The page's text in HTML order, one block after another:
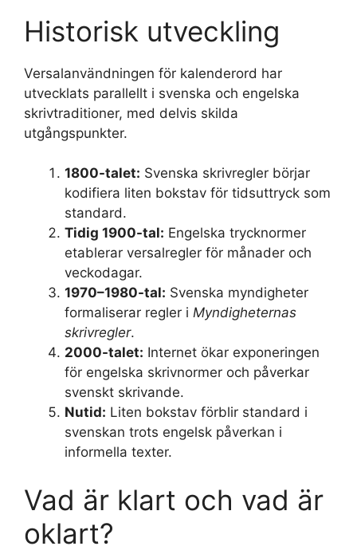
Historisk utveckling
Versalanvändningen för kalenderord har
utvecklats parallellt i svenska och engelska
skrivtraditioner, med delvis skilda
utgångspunkter.
1800-talet: Svenska skrivregler börjar
kodifiera liten bokstav för tidsuttryck som
standard.
Tidig 1900-tal: Engelska trycknormer
etablerar versalregler för månader och
veckodagar.
1970–1980-tal: Svenska myndigheter
formaliserar regler i Myndigheternas
skrivregler.
2000-talet: Internet ökar exponeringen
för engelska skrivnormer och påverkar
svenskt skrivande.
Nutid: Liten bokstav förblir standard i
svenskan trots engelsk påverkan i
informella texter.
Vad är klart och vad är
oklart?